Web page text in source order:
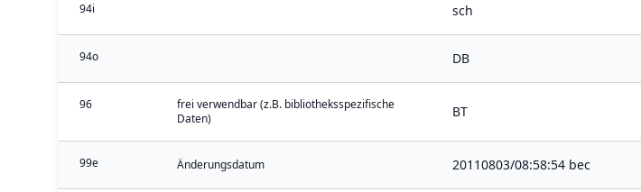
94i sch
94o DB
96
frei verwendbar (z.B. bibliotheksspezifische
Daten)
BT
99e Änderungsdatum 20110803/08:58:54 bec